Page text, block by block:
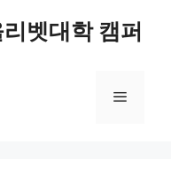
벳대학 캠퍼
Menu